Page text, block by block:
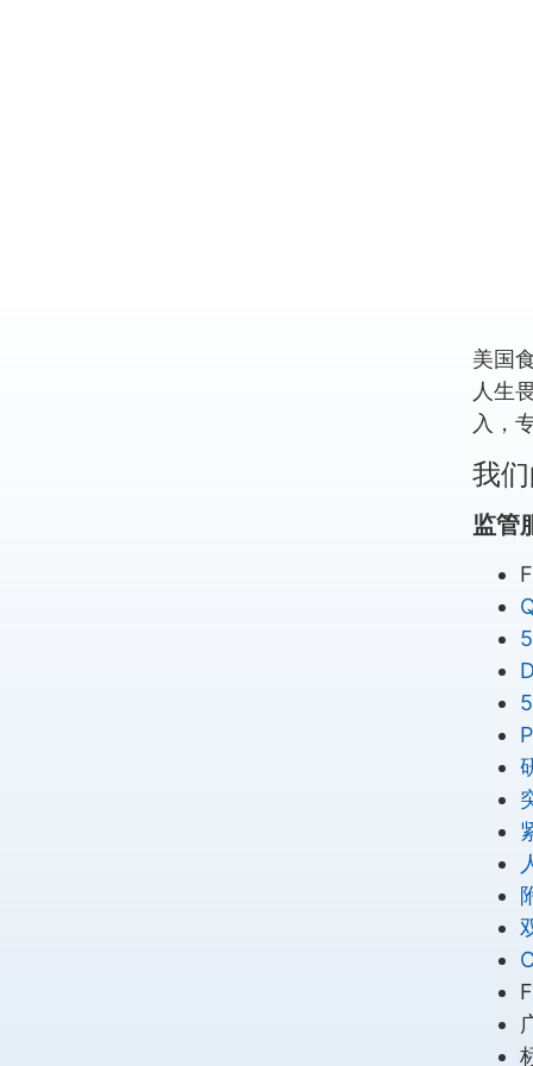
美国
人生
入，
我
监管